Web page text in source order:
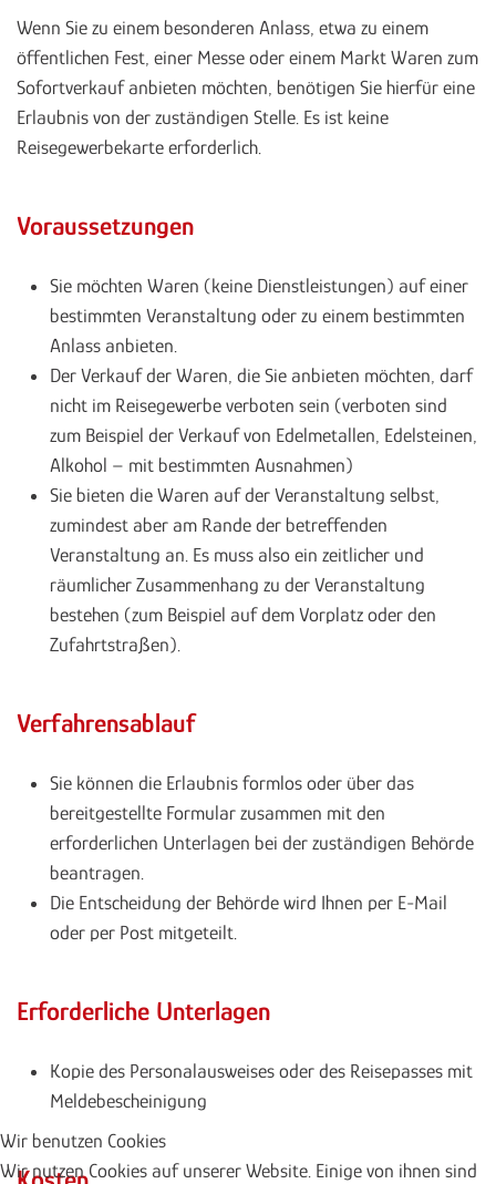
Wenn Sie zu einem besonderen Anlass, etwa zu einem
öffentlichen Fest, einer Messe oder einem Markt Waren zum
Sofortverkauf anbieten möchten, benötigen Sie hierfür eine
Erlaubnis von der zuständigen Stelle. Es ist keine
Reisegewerbekarte erforderlich.
Voraussetzungen
Sie möchten Waren (keine Dienstleistungen) auf einer
bestimmten Veranstaltung oder zu einem bestimmten
Anlass anbieten.
Der Verkauf der Waren, die Sie anbieten möchten, darf
nicht im Reisegewerbe verboten sein (verboten sind
zum Beispiel der Verkauf von Edelmetallen, Edelsteinen,
Alkohol – mit bestimmten Ausnahmen)
Sie bieten die Waren auf der Veranstaltung selbst,
zumindest aber am Rande der betreffenden
Veranstaltung an. Es muss also ein zeitlicher und
räumlicher Zusammenhang zu der Veranstaltung
bestehen (zum Beispiel auf dem Vorplatz oder den
Zufahrtstraßen).
Verfahrensablauf
Sie können die Erlaubnis formlos oder über das
bereitgestellte Formular zusammen mit den
erforderlichen Unterlagen bei der zuständigen Behörde
beantragen.
Die Entscheidung der Behörde wird Ihnen per E-Mail
oder per Post mitgeteilt.
Erforderliche Unterlagen
Kopie des Personalausweises oder des Reisepasses mit
Meldebescheinigung
Wir benutzen Cookies
Wir nutzen Cookies auf unserer Website. Einige von ihnen sind